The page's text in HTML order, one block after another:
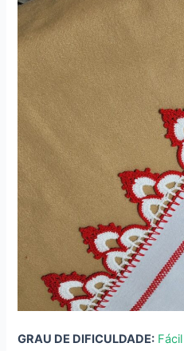
GRAU DE DIFICULDADE: Fácil